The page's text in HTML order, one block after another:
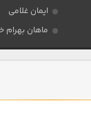
ایمان غلامی
ماهان بهرام